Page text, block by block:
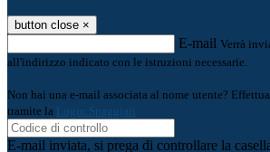
button close ×
E-mail Verrà
all'indirizzo indicato con le istruzioni necessarie.
Non hai una e-mail associata al nome utente?
tramite la Login Spaggiari
E-mail inviata, si prega di controllare la